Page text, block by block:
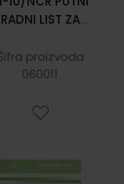
RADNI LIST ZA
VOZILO
NCR-u; Blok 2 x
21 cm
proizvoda
060011